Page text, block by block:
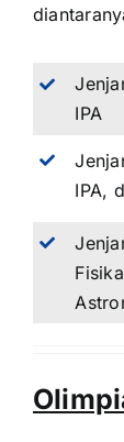
IPA
IPA,